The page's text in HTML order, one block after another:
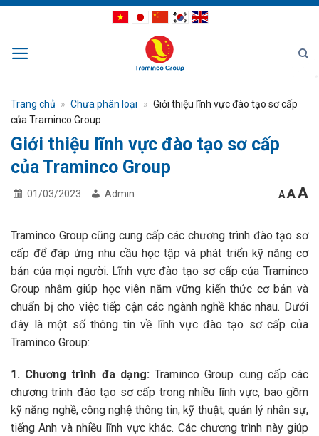
Bỏ
qua
dung
Trang chủ » Chưa phân loại » Giới thiệu lĩnh vực đào tạo sơ cấp
của Traminco Group
Giới thiệu lĩnh vực đào tạo sơ cấp
của Traminco Group
01/03/2023 Admin Afont
size.
AA
Traminco Group cũng cung cấp các chương trình đào tạo sơ
cấp để đáp ứng nhu cầu học tập và phát triển kỹ năng cơ
bản của mọi người. Lĩnh vực đào tạo sơ cấp của Traminco
Group nhằm giúp học viên nắm vững kiến thức cơ bản và
chuẩn bị cho việc tiếp cận các ngành nghề khác nhau. Dưới
đây là một số thông tin về lĩnh vực đào tạo sơ cấp của
Traminco Group:
1. Chương trình đa dạng:Traminco Group cung cấp các
chương trình đào tạo sơ cấp trong nhiều lĩnh vực, bao gồm
kỹ năng nghề, công nghệ thông tin, kỹ thuật, quản lý nhân sự,
tiếng Anh và nhiều lĩnh vực khác. Các chương trình này giúp